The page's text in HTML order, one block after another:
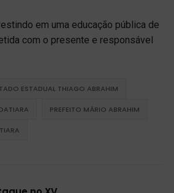
em uma educação pública de
com o presente e responsável
ESTADUAL THIAGO ABRAHIM
PREFEITO MÁRIO ABRAHIM